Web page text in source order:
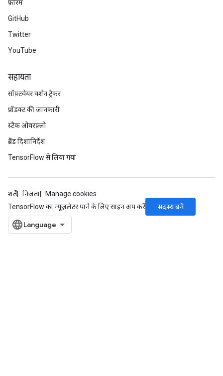
फ़ोरम
GitHub
Twitter
YouTube
सहायता
सॉफ़्टवेयर वर्शन ट्रैकर
प्रॉडक्ट की जानकारी
स्टैक ओवरफ़्लो
ब्रैंड दिशानिर्देश
TensorFlow से लिया गया
शर्तें निजता
Manage cookies
TensorFlow का न्यूज़लेटर पाने के लिए साइन अप करें
सदस्य बनें